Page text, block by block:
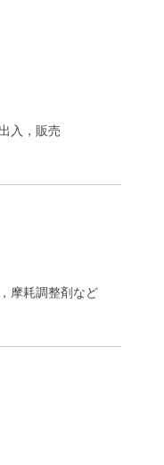
入，販売
摩耗調整剤など